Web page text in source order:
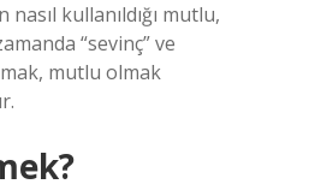
kullanıldığı mutlu,
“sevinç” ve
mutlu olmak